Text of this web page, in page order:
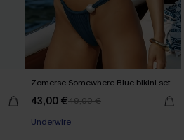
Zomerse Somewhere Blue bikini set
43,00 €49,00 €
Underwire